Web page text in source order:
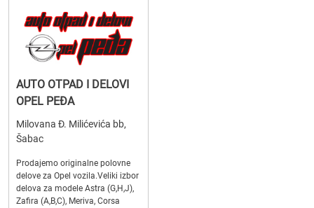
AUTO OTPAD I DELOVI
OPEL PEĐA
Milovana Đ. Milićevića bb,
Šabac
Prodajemo originalne polovne
delove za Opel vozila.Veliki izbor
delova za modele Astra (G,H,J),
Zafira (A,B,C), Meriva, Corsa